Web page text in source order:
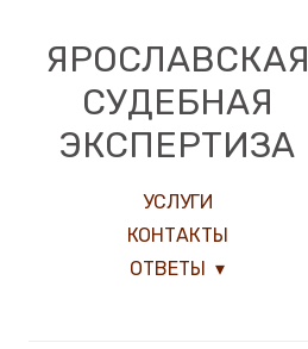
ЯРОСЛАВСКАЯ
СУДЕБНАЯ
ЭКСПЕРТИЗА
УСЛУГИ
КОНТАКТЫ
ОТВЕТЫ